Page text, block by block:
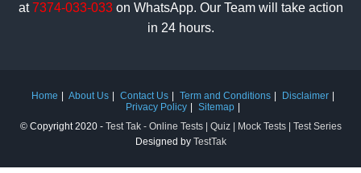
at7374-033-033on WhatsApp. Our Team will take action
in 24 hours.
Home About Us Contact Us Term and Conditions
Disclaimer
Privacy Policy
Sitemap
© Copyright 2020 - Test Tak - Online Tests | Quiz | Mock Tests | Test Series
Designed by TestTak